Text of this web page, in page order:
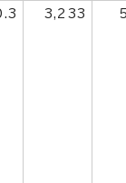
3,233